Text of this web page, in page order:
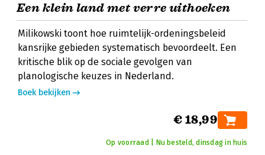
Een klein land met verre uithoeken
Milikowski toont hoe ruimtelijk-ordeningsbeleid
kansrijke gebieden systematisch bevoordeelt. Een
kritische blik op de sociale gevolgen van
planologische keuzes in Nederland.
Boek bekijken
€ 18,99
Op voorraad | Nu besteld, dinsdag in huis